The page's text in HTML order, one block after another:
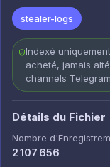
stealer-logs
Indexé
acheté, jamais
channels
Détails du Fichier
Nombre
2 107 656